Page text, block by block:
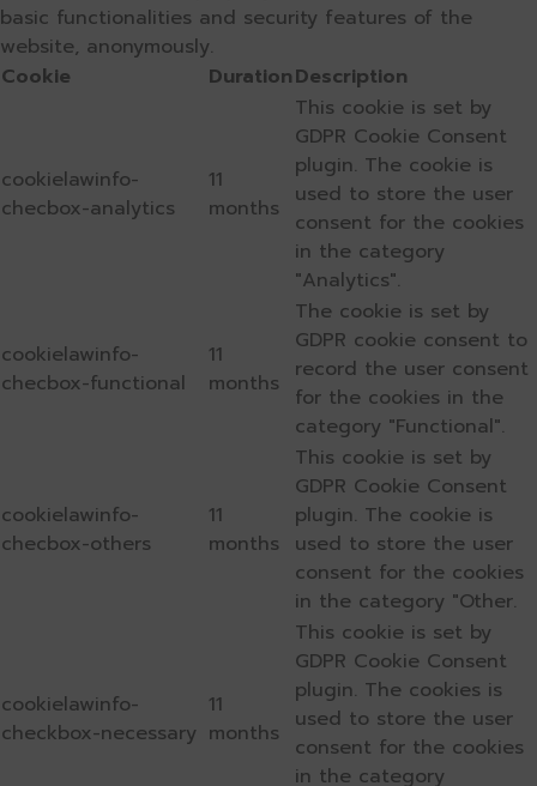
basic functionalities and security features of the
website, anonymously.
Cookie
DurationDescription
cookielawinfo-
checbox-analytics
11
months
This cookie is set by
GDPR Cookie Consent
plugin. The cookie is
used to store the user
consent for the cookies
in the category
"Analytics".
cookielawinfo-
checbox-functional
11
months
The cookie is set by
GDPR cookie consent to
record the user consent
for the cookies in the
category "Functional".
cookielawinfo-
checbox-others
11
months
This cookie is set by
GDPR Cookie Consent
plugin. The cookie is
used to store the user
consent for the cookies
in the category "Other.
cookielawinfo-
checkbox-necessary
11
months
This cookie is set by
GDPR Cookie Consent
plugin. The cookies is
used to store the user
consent for the cookies
in the category